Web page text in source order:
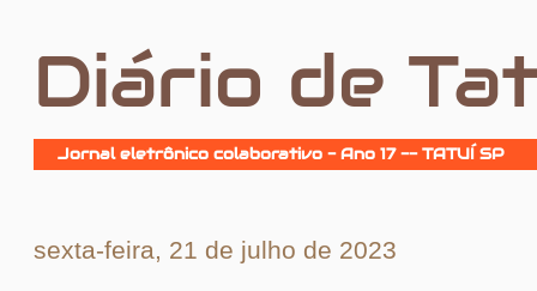
Diário de
Jornal eletrônico colaborativo - Ano 17 -- TATUÍ SP
sexta-feira, 21 de julho de 2023